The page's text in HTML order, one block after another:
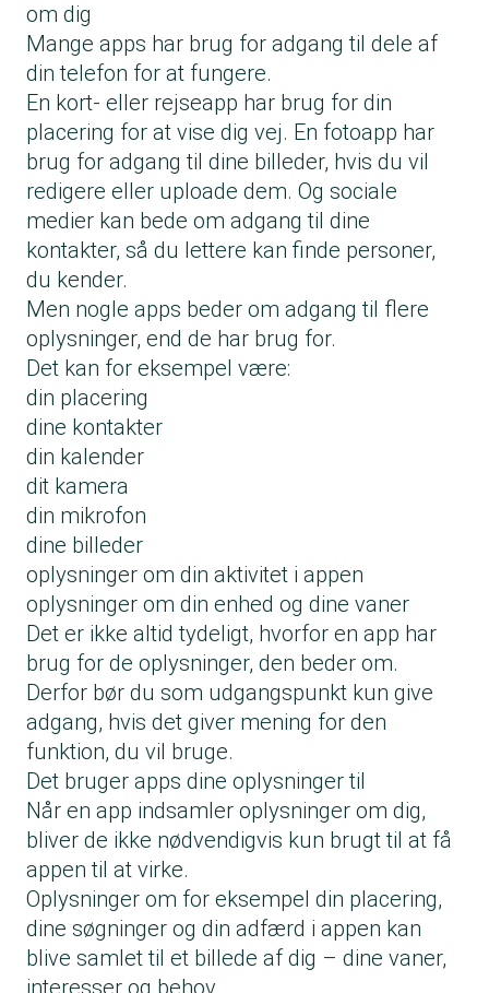
om dig
Mange apps har brug for adgang til dele af
din telefon for at fungere.
En kort- eller rejseapp har brug for din
placering for at vise dig vej. En fotoapp har
brug for adgang til dine billeder, hvis du vil
redigere eller uploade dem. Og sociale
medier kan bede om adgang til dine
kontakter, så du lettere kan finde personer,
du kender.
Men nogle apps beder om adgang til flere
oplysninger, end de har brug for.
Det kan for eksempel være:
din placering
dine kontakter
din kalender
dit kamera
din mikrofon
dine billeder
oplysninger om din aktivitet i appen
oplysninger om din enhed og dine vaner
Det er ikke altid tydeligt, hvorfor en app har
brug for de oplysninger, den beder om.
Derfor bør du som udgangspunkt kun give
adgang, hvis det giver mening for den
funktion, du vil bruge.
Det bruger apps dine oplysninger til
Når en app indsamler oplysninger om dig,
bliver de ikke nødvendigvis kun brugt til at få
appen til at virke.
Oplysninger om for eksempel din placering,
dine søgninger og din adfærd i appen kan
blive samlet til et billede af dig – dine vaner,